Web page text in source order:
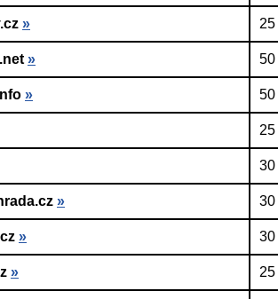
»
» 50
» 50
30
» 30
» 30
»